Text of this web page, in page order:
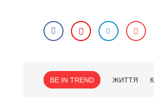
BE IN TREND ЖИТТЯ